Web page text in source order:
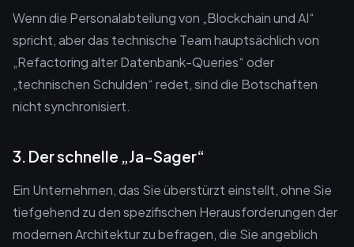
Wenn die Personalabteilung von „Blockchain und AI“
spricht, aber das technische Team hauptsächlich von
„Refactoring alter Datenbank-Queries“ oder
„technischen Schulden“ redet, sind die Botschaften
nicht synchronisiert.
3. Der schnelle „Ja-Sager“
Ein Unternehmen, das Sie überstürzt einstellt, ohne Sie
tiefgehend zu den spezifischen Herausforderungen der
modernen Architektur zu befragen, die Sie angeblich